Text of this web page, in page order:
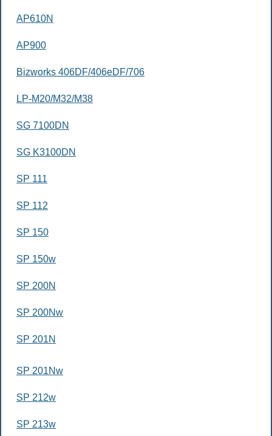
AP610N
AP900
Bizworks 406DF/406eDF/706
LP-M20/M32/M38
SG 7100DN
SG K3100DN
SP 111
SP 112
SP 150
SP 150w
SP 200N
SP 200Nw
SP 201N
SP 201Nw
SP 212w
SP 213w